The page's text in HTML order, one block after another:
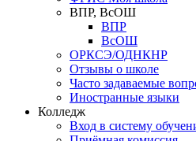
ВПР, ВсОШ
ВПР
ВсОШ
ОРКСЭ/ОДНКНР
Отзывы о школе
Часто задаваемые
Иностранные языки
Колледж
Вход в систему